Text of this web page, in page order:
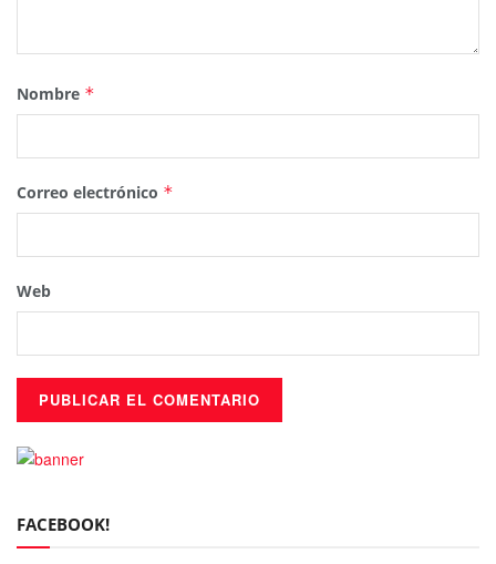
Nombre *
Correo electrónico *
Web
FACEBOOK!